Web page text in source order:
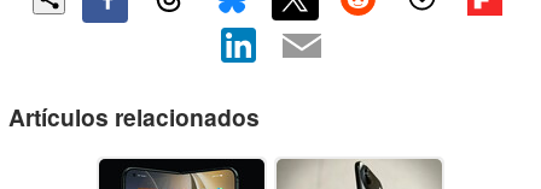
Artículos relacionados